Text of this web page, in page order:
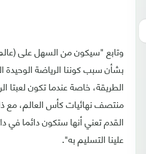
وتابع "سيكون من السهل على
بشأن سبب كوننا الرياضة الوحيدة
الطريقة، خاصة عندما تكون لعبتا
منتصف نهائيات كأس العالم، مع
القدم تعني أنها ستكون دائما في
علينا التسليم به".